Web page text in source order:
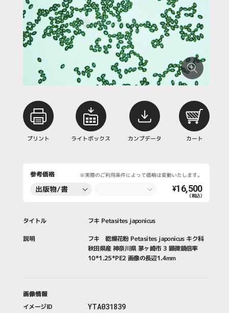
プリント ライトボックス カンプデータ カート
参考価格 ※実際のご利用条件によって価格は変動いたします。
出版物/書
¥16,500
（税込）
タイトル フキ Petasites japonicus
説明
フキ 乾燥花粉 Petasites japonicus キク科
秋田県産 神奈川県 茅ヶ崎市 3 顕微鏡倍率
10*1.25*PE2 画像の長辺1.4mm
画像情報
イメージID
YTA031839